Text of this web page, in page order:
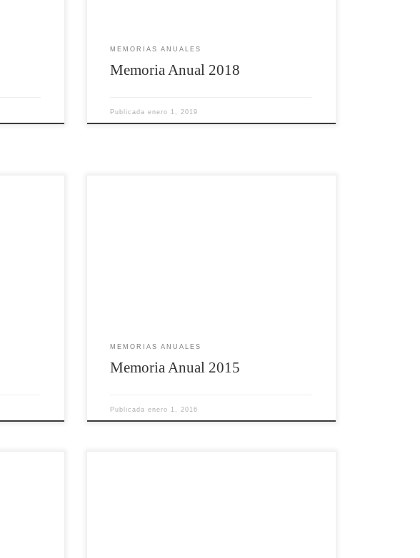
MEMORIAS ANUALES
Memoria Anual 2018
Publicadaenero 1, 2019
MEMORIAS ANUALES
Memoria Anual 2015
Publicadaenero 1, 2016